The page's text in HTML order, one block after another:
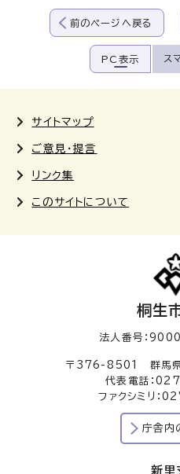
前のページへ戻る
PC表示 ス
サイトマップ
ご意見・提言
リンク集
このサイトについて
桐生
法人番号：
〒376-8501 群馬県
代表電話：
ファクシミリ
庁舎内
新里